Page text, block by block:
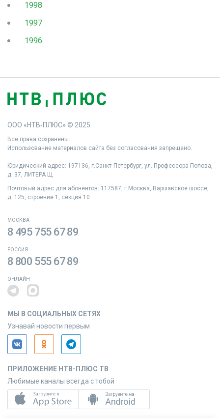
1998
1997
1996
ООО «НТВ‑ПЛЮС» © 2025
Все права сохранены.
Использование материалов сайта без согласования запрещено.
Юридический адрес: 197136, г.Санкт‑Петербург, ул. Профессора Попова,
д. 37, ЛИТЕРА Щ
Почтовый адрес для абонентов: 117587, г.Москва, Варшавское шоссе,
д. 125, строение 1, секция 10
МОСКВА
8 495 755 67 89
РОССИЯ
8 800 555 67 89
ОНЛАЙН
МЫ В СОЦИАЛЬНЫХ СЕТЯХ
Узнавай новости первым
ПРИЛОЖЕНИЕ НТВ-ПЛЮС ТВ
Любимые каналы всегда с тобой